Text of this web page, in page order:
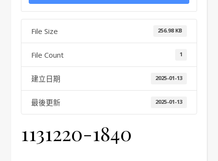
File Size 256.98 KB
File Count 1
建立日期 2025-01-13
最後更新 2025-01-13
1131220-1840